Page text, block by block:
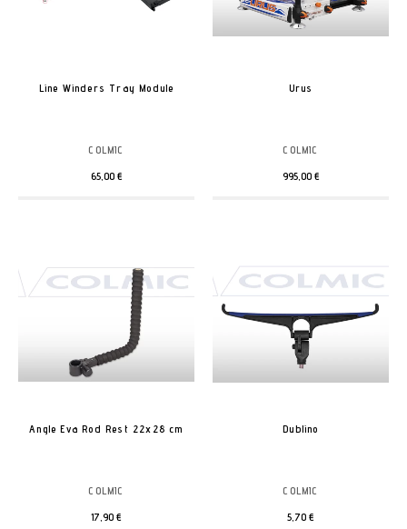
Line Winders Tray Module
COLMIC
65,00 €
Urus
COLMIC
995,00 €
Angle Eva Rod Rest 22x28 cm
COLMIC
17,90 €
Dublino
COLMIC
5,70 €